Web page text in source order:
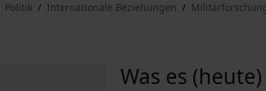
Politik / Internationale Beziehungen /
Was es